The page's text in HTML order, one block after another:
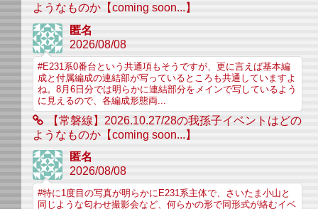
ようなものか【coming soon...】
匿名
2026/08/08
#E231系0番台という共通項もそうですが、更に言えば基本編
成と付属編成の連結部が写っているところも共通していますよ
ね。8月6日分では明らかに連結部分をメインで写しているよう
に見えるので、各編成形態両...
【常磐線】2026.10.27/28の我孫子イベントはどの
ようなものか【coming soon...】
匿名
2026/08/08
#特に1度目の写真が明らかにE231系主体で、さいたま小山と
同じような匂わせ撮影会など、何らかの形で同形式が絡むイベ